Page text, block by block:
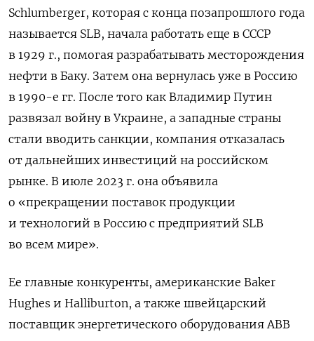
Schlumberger, которая с конца позапрошлого года
называется SLB, начала работать еще в СССР
в 1929 г., помогая разрабатывать месторождения
нефти в Баку. Затем она вернулась уже в Россию
в 1990-е гг. После того как Владимир Путин
развязал войну в Украине, а западные страны
стали вводить санкции, компания отказалась
от дальнейших инвестиций на российском
рынке. В июле 2023 г. она объявила
о «прекращении поставок продукции
и технологий в Россию с предприятий SLB
во всем мире».
Ее главные конкуренты, американские Baker
Hughes и Halliburton, а также швейцарский
поставщик энергетического оборудования ABB